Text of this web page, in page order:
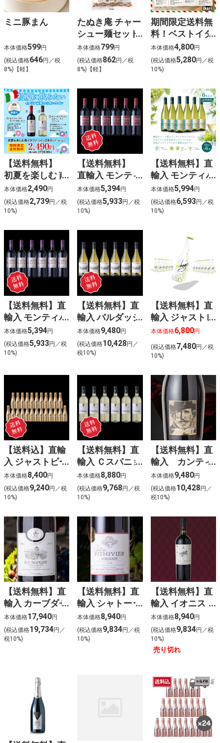
ミニ豚まん
本体価格599円
(税込価格646円／税
8%)【軽】
たぬき庵 チャー
シュー麺セット
1人前
本体価格799円
(税込価格862円／税
8%)【軽】
期間限定送料無
料！ベストイタ
リアワイン4本
セット
本体価格4,800円
(税込価格5,280円／税
10%)
【送料無料】
初夏を楽しむ 南
イタリアワイン
2本セット
本体価格2,490円
(税込価格2,739円／税
10%)
【送料無料】
直輸入 モンティ
バゴ ペイドッ
ク カベルネソ
ーヴィニヨン
本体価格5,394円
(税込価格5,933円／税
10%)
【送料無料】直
輸入 モンティバ
ゴ ソーヴィニヨ
ンブラン・コロ
ンバール (白)
本体価格5,994円
(税込価格6,593円／税
10%)
【送料無料】直
輸入 モンティバ
ゴ ペイドック
オーク カベル
ネ･シラー
本体価格5,394円
(税込価格5,933円／税
10%)
【送料無料】直
輸入 バルダッジ
シャルドネ
(白) 6本入
本体価格9,480円
(税込価格10,428円／
税10%)
【送料無料】直
輸入 ジャストビ
ー ヒューゴ
〈ケース販売
24本入〉
本体価格6,800円
(税込価格7,480円／税
10%)
【送料込】直輸
入 ジャストビー
ゴールド(泡白)
〈ケース販売
24本入〉
本体価格8,400円
(税込価格9,240円／税
10%)
【送料無料】直
輸入 Ｃスパニョ
レッティ キアッ
キエリッチョ
(白) 6本入
本体価格8,880円
(税込価格9,768円／税
10%)
【送料無料】直
輸入 カンティ
ーナ・チェチラ
ンブルスコ 6
本入
本体価格9,480円
(税込価格10,428円／
税10%)
【送料無料】直
輸入 カーブダゼ
ブルゴーニュ ピ
ノノワール (赤)
（6本入）
本体価格17,940円
(税込価格19,734円／
税10%)
【送料無料】直
輸入 シャトー･
ピティヴィエ･
ボルドー (赤)
（6本入）
本体価格8,940円
(税込価格9,834円／税
10%)
【送料無料】直
輸入 イオニス
プリミティーヴ
ォ (赤)（6本
入）
本体価格8,940円
(税込価格9,834円／税
10%)
売り切れ